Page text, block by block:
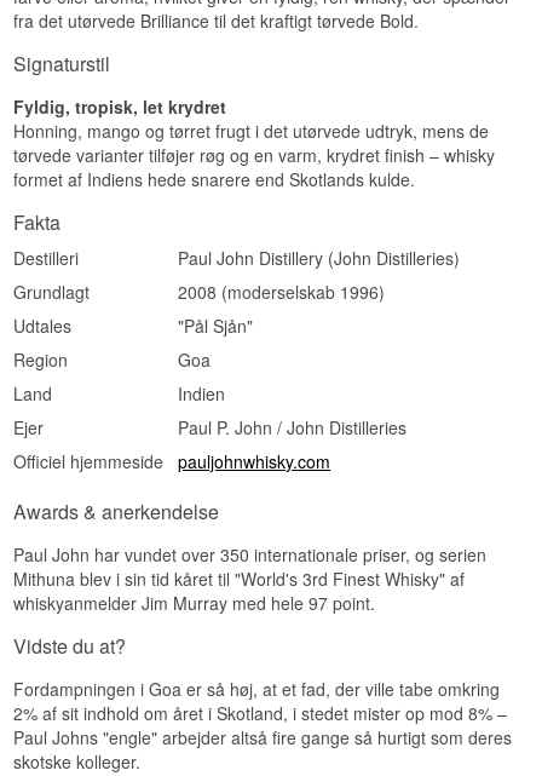
fra det utørvede Brilliance til det kraftigt tørvede Bold.
Signaturstil
Fyldig, tropisk, let krydret
Honning, mango og tørret frugt i det utørvede udtryk, mens de
tørvede varianter tilføjer røg og en varm, krydret finish – whisky
formet af Indiens hede snarere end Skotlands kulde.
Fakta
Destilleri
Paul John Distillery (John Distilleries)
Grundlagt
2008 (moderselskab 1996)
Udtales
"Pål Sjån"
Region
Goa
Land
Indien
Ejer
Paul P. John / John Distilleries
Officiel hjemmeside
pauljohnwhisky.com
Awards & anerkendelse
Paul John har vundet over 350 internationale priser, og serien
Mithuna blev i sin tid kåret til "World's 3rd Finest Whisky" af
whiskyanmelder Jim Murray med hele 97 point.
Vidste du at?
Fordampningen i Goa er så høj, at et fad, der ville tabe omkring
2% af sit indhold om året i Skotland, i stedet mister op mod 8% –
Paul Johns "engle" arbejder altså fire gange så hurtigt som deres
skotske kolleger.